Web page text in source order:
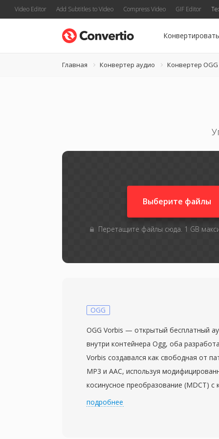
Video Editor Add Subtitles to Video Compress Video GIF Editor
Конвертировать
Главная Конвертер аудио Конвертер OGG
Выберите файлы
Перетащите файлы сюда. 1 GB
OGG
OGG Vorbis — открытый бесплатный
внутри контейнера Ogg, оба
Vorbis создавался как свободная от
MP3 и AAC, используя
косинусное преобразование (MDCT) с
переменного битрейта,
подробнее